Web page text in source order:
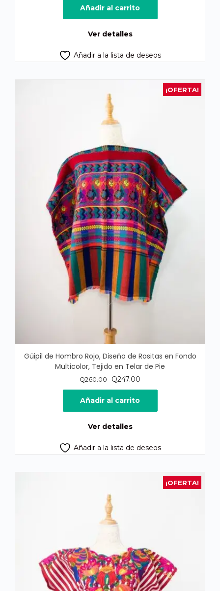
Añadir al carrito
Ver detalles
Añadir a la lista de deseos
¡OFERTA!
Güipil de Hombro Rojo, Diseño de Rositas en Fondo
Multicolor, Tejido en Telar de Pie
Q260.00
El
precio
original
era:
Q247.00
precio
es:
Añadir al carrito
Ver detalles
Añadir a la lista de deseos
¡OFERTA!